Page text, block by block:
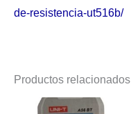
de-resistencia-ut516b/
Productos relacionados